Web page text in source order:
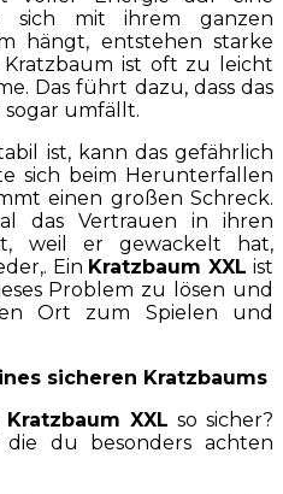
sich mit ihrem ganzen
hängt, entstehen starke
ist oft zu leicht
Das führt dazu, dass das
umfällt.
ist, kann das gefährlich
sich beim Herunterfallen
einen großen Schreck.
das Vertrauen in ihren
weil er gewackelt hat,
Ein Kratzbaum XXL ist
Problem zu lösen und
Ort zum Spielen und
sicheren Kratzbaums
Kratzbaum XXL so sicher?
du besonders achten